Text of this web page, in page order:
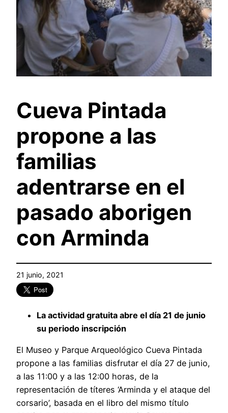
Cueva Pintada
propone a las
familias
adentrarse en el
pasado aborigen
con Arminda
21 junio, 2021
La actividad gratuita abre el día 21 de junio
su periodo inscripción
El Museo y Parque Arqueológico Cueva Pintada
propone a las familias disfrutar el día 27 de junio,
a las 11:00 y a las 12:00 horas, de la
representación de títeres ‘Arminda y el ataque del
corsario’, basada en el libro del mismo título